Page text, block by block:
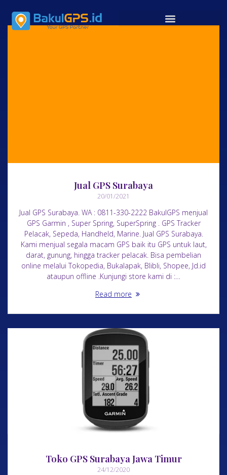
Jual GPS Surabaya
20/01/2021
Jual GPS Surabaya. WA : 0811-330-2222 BakulGPS menjual
GPS Garmin , Super Spring, SuperSpring . GPS Tracker
Pelacak, Sepeda, Handheld, Marine. Jual GPS Surabaya.
Kami menjual segala macam GPS baik itu GPS untuk laut,
darat, gunung, hingga tracker pelacak. Bisa pembelian
online melalui Tokopedia, Bukalapak, Blibli, Shopee, Jd.id
ataupun offline .Kunjungi store kami di :…
Read more
Toko GPS Surabaya Jawa Timur
24/12/2020